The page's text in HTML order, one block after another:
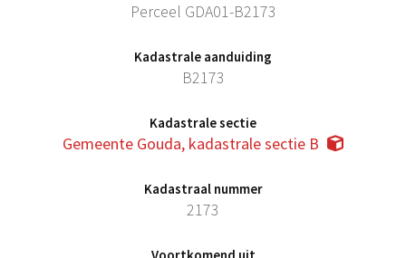
Perceel GDA01-B2173
Kadastrale aanduiding
B2173
Kadastrale sectie
Gemeente Gouda, kadastrale sectie B
Kadastraal nummer
2173